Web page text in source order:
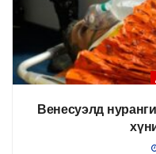
Венесуэлд